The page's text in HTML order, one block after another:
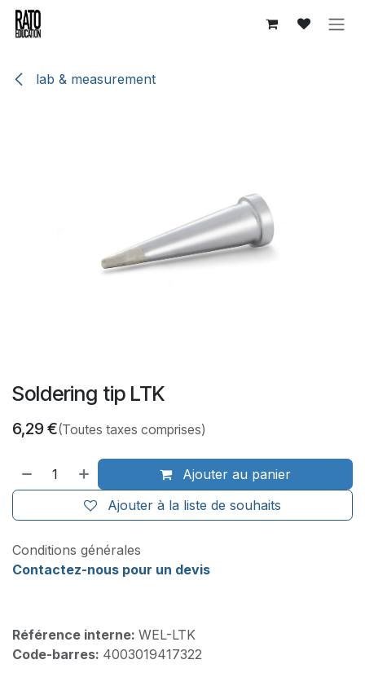
Se rendre au contenu
lab & measurement
Soldering tip LTK
6,29€(Toutes taxes comprises)
Ajouter au panier
Ajouter à la liste de souhaits
Conditions générales
Contactez-nous pour un devis
Référence interne: WEL-LTK
Code-barres: 4003019417322